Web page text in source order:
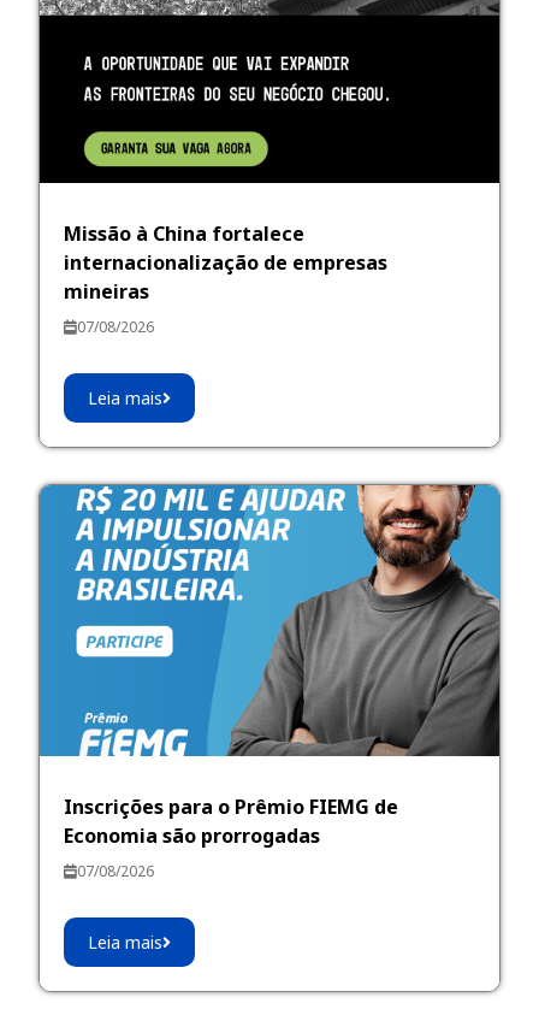
Missão à China fortalece
internacionalização de empresas
mineiras
07/08/2026
Leia mais
Inscrições para o Prêmio FIEMG de
Economia são prorrogadas
07/08/2026
Leia mais